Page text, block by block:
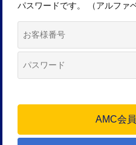
パスワードです。 （アルファ